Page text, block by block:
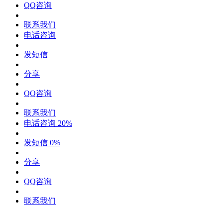
QQ咨询
联系我们
电话咨询
发短信
分享
QQ咨询
联系我们
电话咨询 20%
发短信 0%
分享
QQ咨询
联系我们